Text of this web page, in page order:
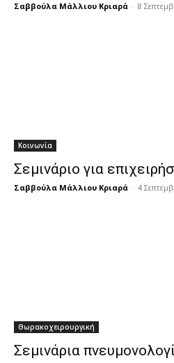
Σαββούλα Μάλλιου Κριαρά - 8
Κοινωνία
Σεμινάριο για
Σαββούλα Μάλλιου Κριαρά - 4
Θωρακοχειρουργική
Σεμινάρια